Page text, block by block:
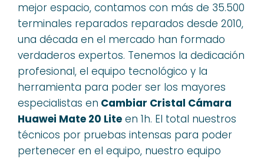
mejor espacio, contamos con más de 35.500
terminales reparados reparados desde 2010,
una década en el mercado han formado
verdaderos expertos. Tenemos la dedicación
profesional, el equipo tecnológico y la
herramienta para poder ser los mayores
especialistas en Cambiar Cristal Cámara
Huawei Mate 20 Lite en 1h. El total nuestros
técnicos por pruebas intensas para poder
pertenecer en el equipo, nuestro equipo